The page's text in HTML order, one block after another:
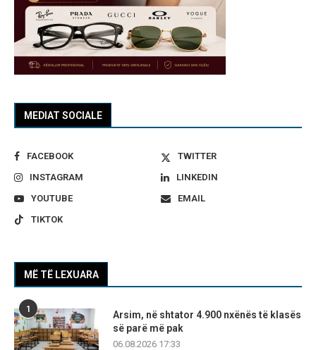
MEDIAT SOCIALE
FACEBOOK
TWITTER
INSTAGRAM
LINKEDIN
YOUTUBE
EMAIL
TIKTOK
MË TË LEXUARA
1
Arsim, në shtator 4.900 nxënës të klasës
së parë më pak
06.08.2026 17:33